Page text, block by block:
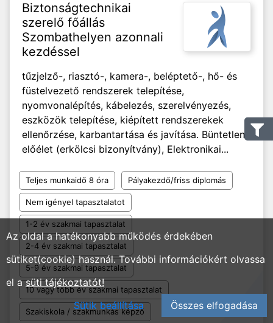
Biztonságtechnikai
szerelő főállás
Szombathelyen azonnali
kezdéssel
tűzjelző-, riasztó-, kamera-, beléptető-, hő- és
füstelvezető rendszerek telepítése,
nyomvonalépítés, kábelezés, szerelvényezés,
eszközök telepítése, kiépített rendszerekek
ellenőrzése, karbantartása és javítása. Büntetlen
előélet (erkölcsi bizonyítvány), Elektronikai...
Teljes munkaidő 8 óra Pályakezdő/friss diplomás
Nem igényel tapasztalatot
1-2 év szakmai tapasztalat
2-4 év szakmai tapasztalat
5-9 év szakmai tapasztalat
10 vagy több év szakmai tapasztalat
Szakiskola / szakmunkás képző
Az oldal a hatékonyabb működés érdekében
sütiket(cookie) használ. További információkért olvassa
el asüti tájékoztatót!
Sütik beállítása
Összes elfogadása